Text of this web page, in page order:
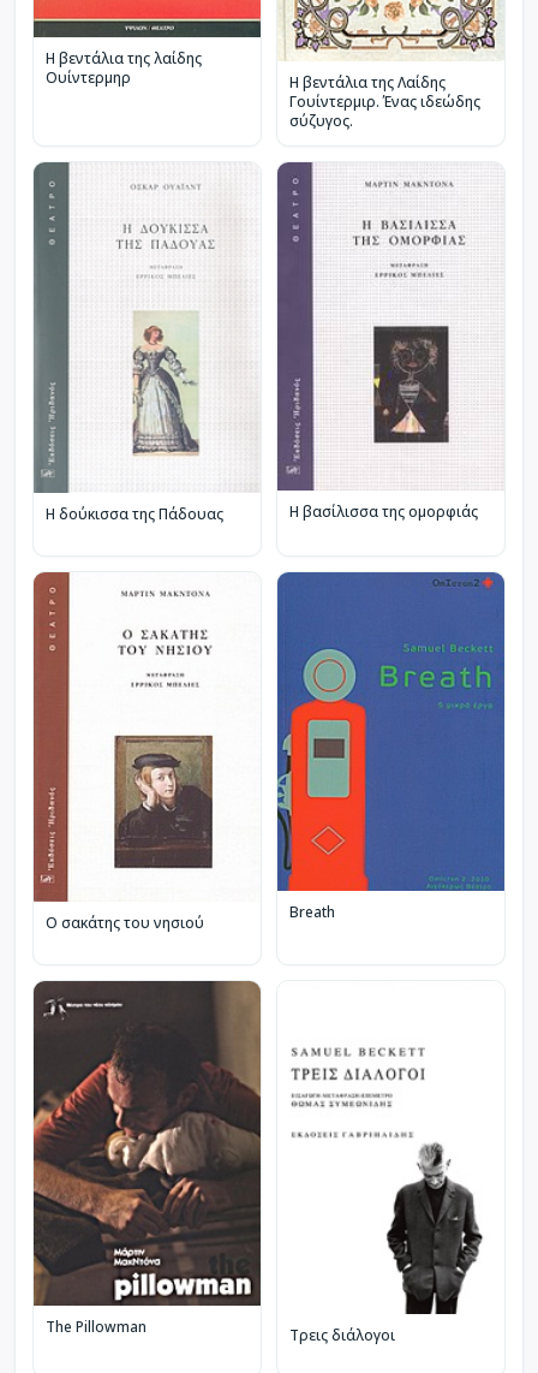
Η βεντάλια της λαίδης
Ουίντερμηρ
Η βεντάλια της Λαίδης
Γουίντερμιρ. Ένας ιδεώδης
σύζυγος.
Η δούκισσα της Πάδουας Η βασίλισσα της ομορφιάς
Ο σακάτης του νησιού
Breath
The Pillowman Τρεις διάλογοι